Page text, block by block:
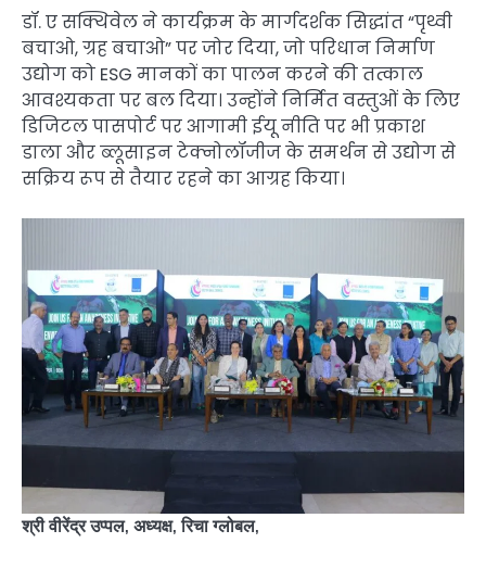
डॉ. ए सक्थिवेल ने कार्यक्रम के मार्गदर्शक सिद्धांत “पृथ्वी
बचाओ, ग्रह बचाओ” पर जोर दिया, जो परिधान निर्माण
उद्योग को ESG मानकों का पालन करने की तत्काल
आवश्यकता पर बल दिया। उन्होंने निर्मित वस्तुओं के लिए
डिजिटल पासपोर्ट पर आगामी ईयू नीति पर भी प्रकाश
डाला और ब्लूसाइन टेक्नोलॉजीज के समर्थन से उद्योग से
सक्रिय रूप से तैयार रहने का आग्रह किया।
श्री वीरेंद्र उप्पल, अध्यक्ष, रिचा ग्लोबल,